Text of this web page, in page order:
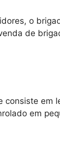
o
de
em